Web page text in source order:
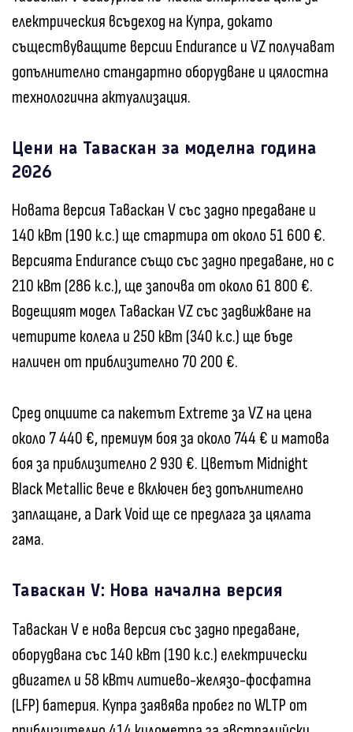
електрическия всъдеход на Купра, докато
съществуващите версии Endurance и VZ получават
допълнително стандартно оборудване и цялостна
технологична актуализация.
Цени на Таваскан за моделна година
2026
Новата версия Таваскан V със задно предаване и
140 кВт (190 к.с.) ще стартира от около 51 600 €.
Версията Endurance също със задно предаване, но с
210 кВт (286 к.с.), ще започва от около 61 800 €.
Водещият модел Таваскан VZ със задвижване на
четирите колела и 250 кВт (340 к.с.) ще бъде
наличен от приблизително 70 200 €.
Сред опциите са пакетът Extreme за VZ на цена
около 7 440 €, премиум боя за около 744 € и матова
боя за приблизително 2 930 €. Цветът Midnight
Black Metallic вече е включен без допълнително
заплащане, а Dark Void ще се предлага за цялата
гама.
Таваскан V: Нова начална версия
Таваскан V е нова версия със задно предаване,
оборудвана със 140 кВт (190 к.с.) електрически
двигател и 58 кВтч литиево-желязо-фосфатна
(LFP) батерия. Купра заявява пробег по WLTP от